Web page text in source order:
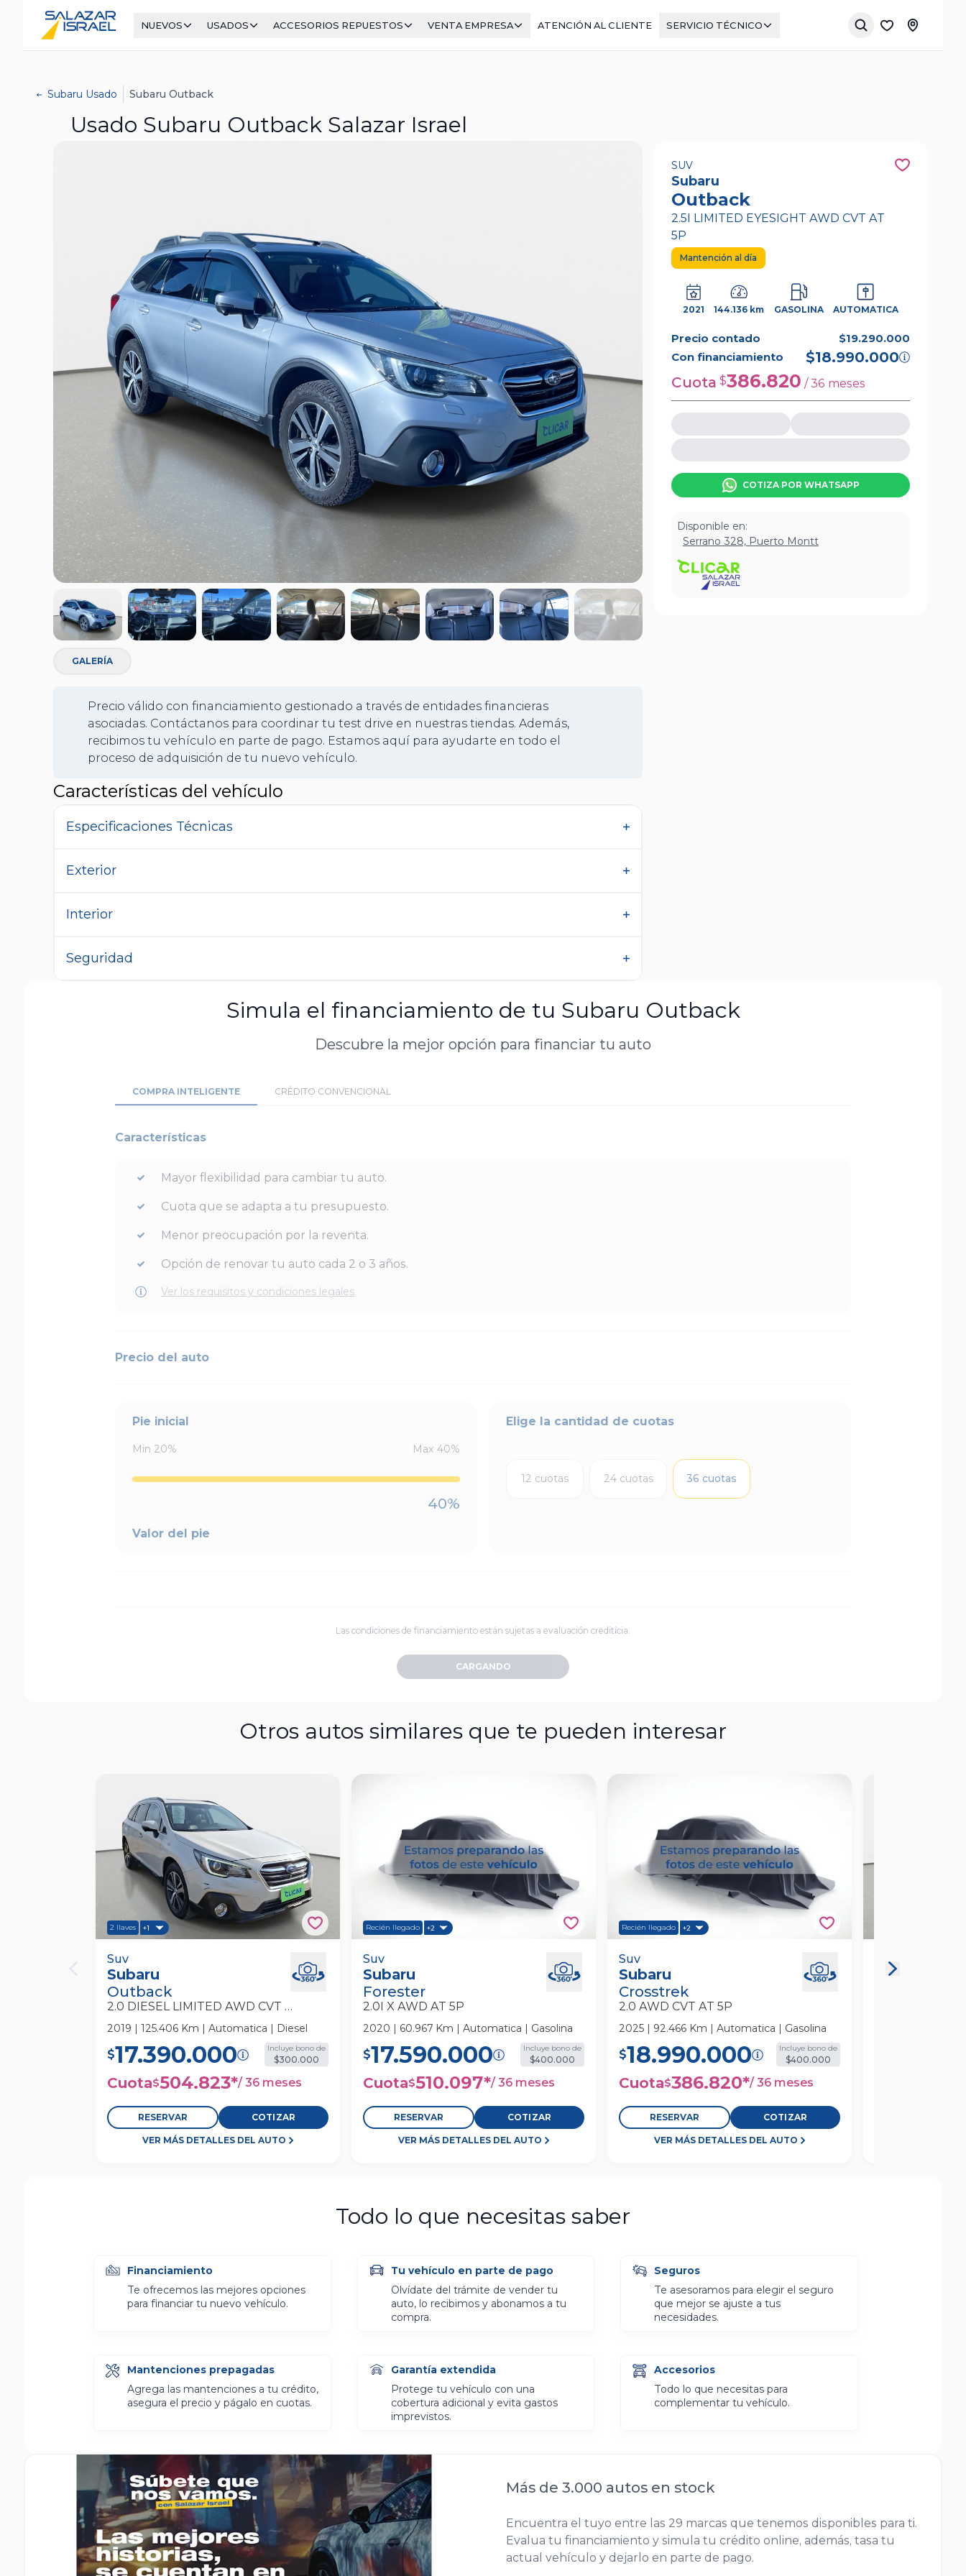
NUEVOS USADOS ACCESORIOS REPUESTOS VENTA EMPRESA ATENCIÓN AL CLIENTE SERVICIO TÉCNICO
Subaru Usado Subaru Outback
Usado Subaru Outback Salazar Israel
GALERÍA
Precio válido con financiamiento gestionado a través de entidades financieras
asociadas. Contáctanos para coordinar tu test drive en nuestras tiendas. Además,
recibimos tu vehículo en parte de pago. Estamos aquí para ayudarte en todo el
proceso de adquisición de tu nuevo vehículo.
Características del vehículo
Especificaciones Técnicas
Exterior
Interior
Seguridad
SUV
Subaru
Outback
2.5I LIMITED EYESIGHT AWD CVT AT
5P
Mantención al día
2021 144.136 km GASOLINA AUTOMATICA
Precio contado
$19.290.000
Con financiamiento
$18.990.000
Cuota $386.820 / 36 meses
COTIZA POR WHATSAPP
Disponible en:
Serrano 328, Puerto Montt
Simula el financiamiento de tu Subaru Outback
Descubre la mejor opción para financiar tu auto
COMPRA INTELIGENTE CRÉDITO CONVENCIONAL
Características
Mayor flexibilidad para cambiar tu auto.
Cuota que se adapta a tu presupuesto.
Menor preocupación por la reventa.
Opción de renovar tu auto cada 2 o 3 años.
Ver los requisitos y condiciones legales
Precio del auto
Pie inicial
Min 20% Max 40%
40%
Valor del pie
Elige la cantidad de cuotas
12 cuotas 24 cuotas 36 cuotas
Las condiciones de financiamiento están sujetas a evaluación crediticia.
CARGANDO
Otros autos similares que te pueden interesar
2 llaves +1
Subaru Outback 2.0 Diesel Limited Awd
Cvt At 5p Suv
Suv
Subaru
Outback
2.0 DIESEL LIMITED AWD CVT AT 5P
2019 | 125.406 Km | Automatica | Diesel
$17.390.000 Incluye bono de
$300.000
Cuota$504.823*/ 36 meses
RESERVAR COTIZAR
VER MÁS DETALLES DEL AUTO
Recién llegado +2
Subaru Forester 2.0i X Awd At 5p Suv
Suv
Subaru
Forester
2.0I X AWD AT 5P
2020 | 60.967 Km | Automatica | Gasolina
$17.590.000 Incluye bono de
$400.000
Cuota$510.097*/ 36 meses
RESERVAR COTIZAR
VER MÁS DETALLES DEL AUTO
Recién llegado +2
Subaru Crosstrek 2.0 Awd Cvt At 5p
Suv
Suv
Subaru
Crosstrek
2.0 AWD CVT AT 5P
2025 | 92.466 Km | Automatica | Gasolina
$18.990.000 Incluye bono de
$400.000
Cuota$386.820*/ 36 meses
RESERVAR COTIZAR
VER MÁS DETALLES DEL AUTO
Toyota Corolla
Cvt At 5p Suv
Suv
Toyota
Todo lo que necesitas saber
Financiamiento
Te ofrecemos las mejores opciones
para financiar tu nuevo vehículo.
Tu vehículo en parte de pago
Olvídate del trámite de vender tu
auto, lo recibimos y abonamos a tu
compra.
Seguros
Te asesoramos para elegir el seguro
que mejor se ajuste a tus
necesidades.
Mantenciones prepagadas
Agrega las mantenciones a tu crédito,
asegura el precio y págalo en cuotas.
Garantía extendida
Protege tu vehículo con una
cobertura adicional y evita gastos
imprevistos.
Accesorios
Todo lo que necesitas para
complementar tu vehículo.
Más de 3.000 autos en stock
Encuentra el tuyo entre las 29 marcas que tenemos disponibles para ti.
Evalua tu financiamiento y simula tu crédito online, además, tasa tu
actual vehículo y dejarlo en parte de pago.